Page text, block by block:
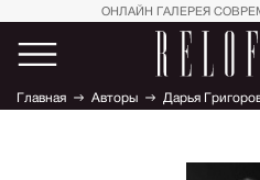
ОНЛАЙН ГАЛЕРЕЯ
Главная Авторы Дарья